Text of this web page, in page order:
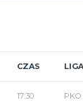
CZAS LIGA
17:30